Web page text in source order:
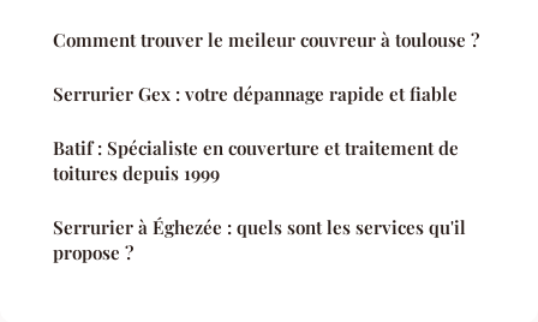
Comment trouver le meileur couvreur à toulouse ?
Serrurier Gex : votre dépannage rapide et fiable
Batif : Spécialiste en couverture et traitement de
toitures depuis 1999
Serrurier à Éghezée : quels sont les services qu'il
propose ?